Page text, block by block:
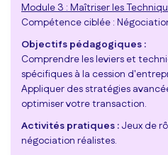
Module 3 : Maîtriser les
Compétence ciblée :
Objectifs pédagogiques :
Comprendre les leviers et
spécifiques à la cession
Appliquer des stratégies
optimiser votre transaction.
Activités pratiques : Jeux de
négociation réalistes.